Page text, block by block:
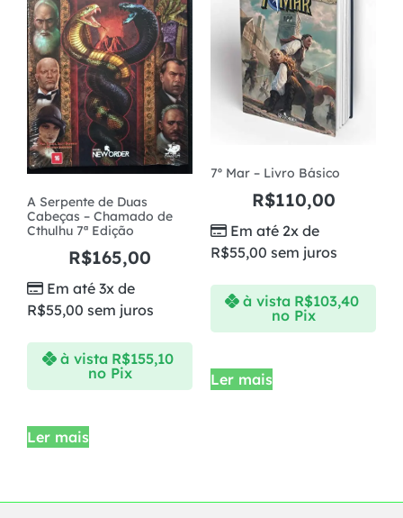
A Serpente de Duas
Cabeças – Chamado de
Cthulhu 7ª Edição
R$165,00
Em até 3x de
R$55,00 sem juros
à vista R$155,10
no Pix
Ler mais
7º Mar – Livro Básico
R$110,00
Em até 2x de
R$55,00 sem juros
à vista R$103,40
no Pix
Ler mais